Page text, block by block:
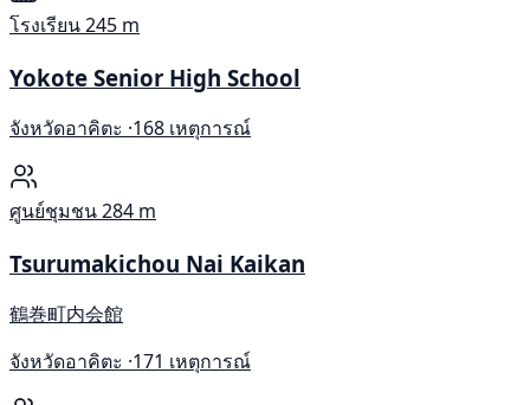
โรงเรียน245 m
Yokote Senior High School
จังหวัดอาคิตะ ·168 เหตุการณ์
ศูนย์ชุมชน284 m
Tsurumakichou Nai Kaikan
鶴巻町内会館
จังหวัดอาคิตะ ·171 เหตุการณ์